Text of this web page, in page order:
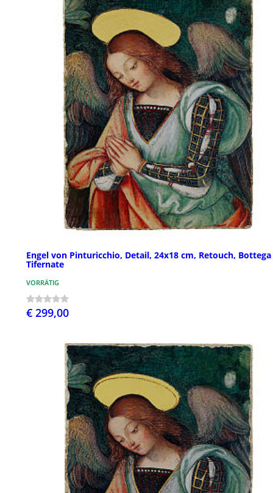
Engel von Pinturicchio, Detail, 24x18 cm, Retouch, Bottega
Tifernate
VORRÄTIG
€ 299,00